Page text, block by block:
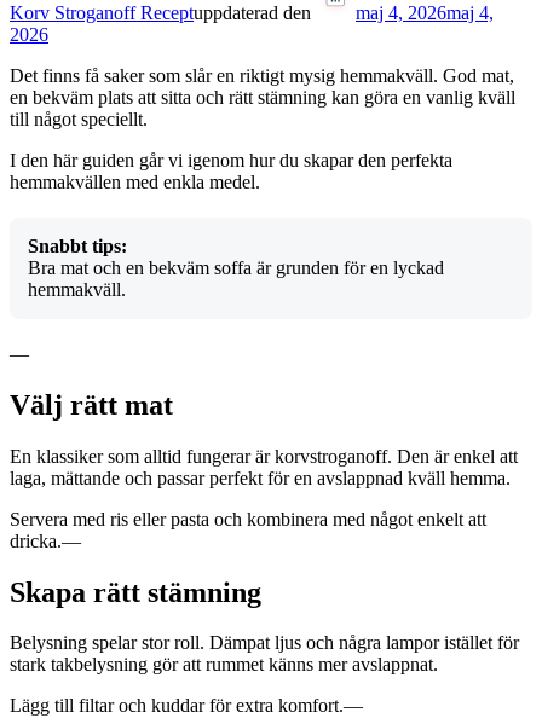
Korv Stroganoff Receptuppdaterad den maj 4, 2026maj 4,
2026
Det finns få saker som slår en riktigt mysig hemmakväll. God mat,
en bekväm plats att sitta och rätt stämning kan göra en vanlig kväll
till något speciellt.
I den här guiden går vi igenom hur du skapar den perfekta
hemmakvällen med enkla medel.
Snabbt tips:
Bra mat och en bekväm soffa är grunden för en lyckad
hemmakväll.
—
Välj rätt mat
En klassiker som alltid fungerar är korvstroganoff. Den är enkel att
laga, mättande och passar perfekt för en avslappnad kväll hemma.
Servera med ris eller pasta och kombinera med något enkelt att
dricka.—
Skapa rätt stämning
Belysning spelar stor roll. Dämpat ljus och några lampor istället för
stark takbelysning gör att rummet känns mer avslappnat.
Lägg till filtar och kuddar för extra komfort.—